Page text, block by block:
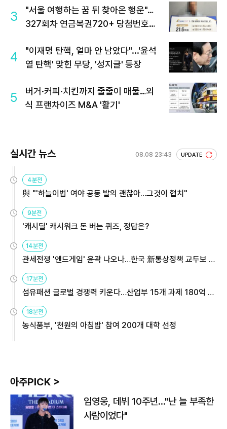
3
"서울 여행하는 꿈 뒤 찾아온 행운"…
327회차 연금복권720+ 당첨번호조
4
"이재명 탄핵, 얼마 안 남았다"...'윤석
열 탄핵' 맞힌 무당, '성지글' 등장
5
버거·커피·치킨까지 줄줄이 매물…외
식 프랜차이즈 M&A '활기'
실시간 뉴스 08.08 23:43 UPDATE
4분전
與 "'하늘이법' 여야 공동 발의 괜찮아…그것이 협치"
9분전
'캐시딜' 캐시워크 돈 버는 퀴즈, 정답은?
14분전
관세전쟁 '엔드게임' 윤곽 나오나…한국 新통상정책 교두보 활
17분전
섬유패션 글로벌 경쟁력 키운다…산업부 15개 과제 180억 지
18분전
농식품부, '천원의 아침밥' 참여 200개 대학 선정
아주PICK >
임영웅, 데뷔 10주년…"난 늘 부족한
사람이었다"